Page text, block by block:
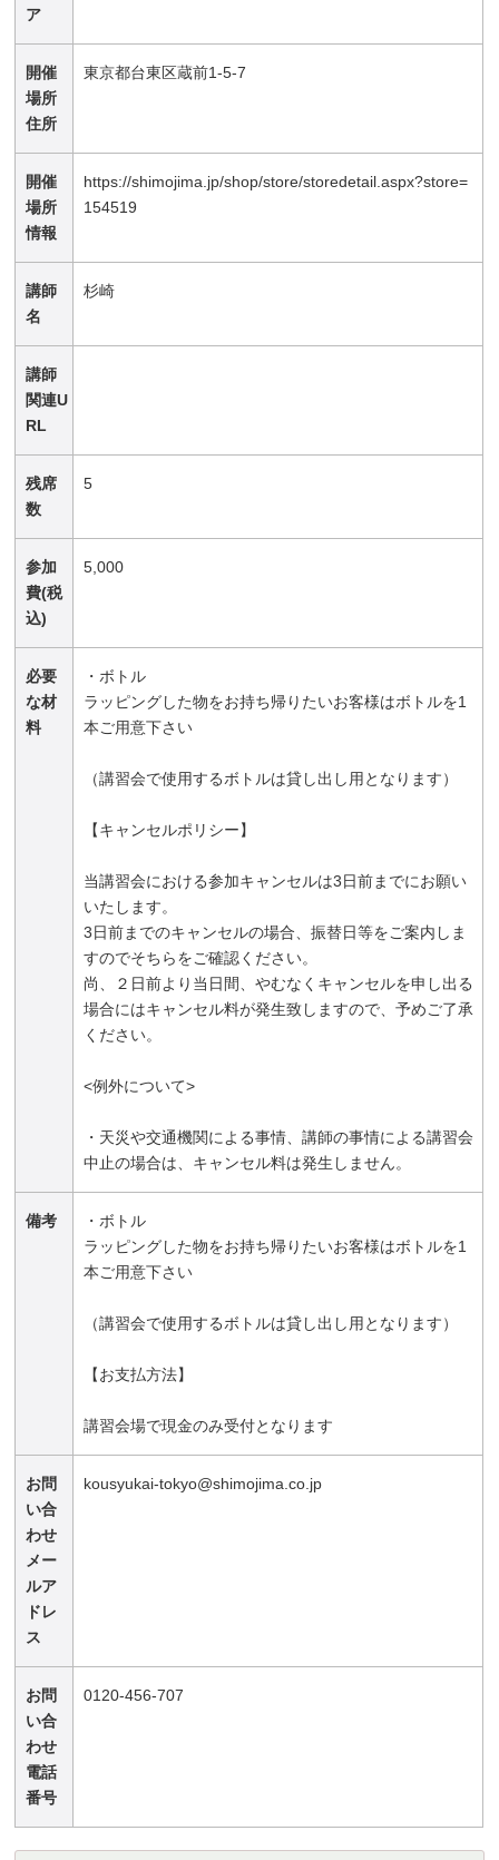
ア
開催
場所
住所
東京都台東区蔵前1-5-7
開催
場所
情報
https://shimojima.jp/shop/store/storedetail.aspx?store=
154519
講師
名
杉崎
講師
関連U
RL
残席
数
5
参加
費(税
込)
5,000
必要
な材
料
・ボトル
ラッピングした物をお持ち帰りたいお客様はボトルを1
本ご用意下さい
（講習会で使用するボトルは貸し出し用となります）
【キャンセルポリシー】
当講習会における参加キャンセルは3日前までにお願い
いたします。
3日前までのキャンセルの場合、振替日等をご案内しま
すのでそちらをご確認ください。
尚、２日前より当日間、やむなくキャンセルを申し出る
場合にはキャンセル料が発生致しますので、予めご了承
ください。
<例外について>
・天災や交通機関による事情、講師の事情による講習会
中止の場合は、キャンセル料は発生しません。
備考
・ボトル
ラッピングした物をお持ち帰りたいお客様はボトルを1
本ご用意下さい
（講習会で使用するボトルは貸し出し用となります）
【お支払方法】
講習会場で現金のみ受付となります
お問
い合
わせ
メー
ルア
ドレ
ス
kousyukai-tokyo@shimojima.co.jp
お問
い合
わせ
電話
番号
0120-456-707